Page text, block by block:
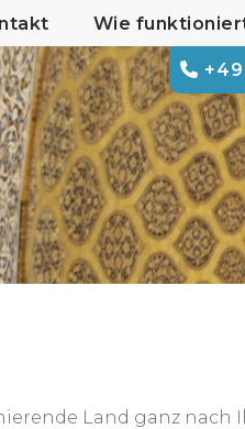
Wie
Land ganz nach